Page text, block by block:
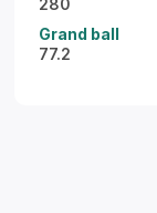
280
Grand ball
77.2